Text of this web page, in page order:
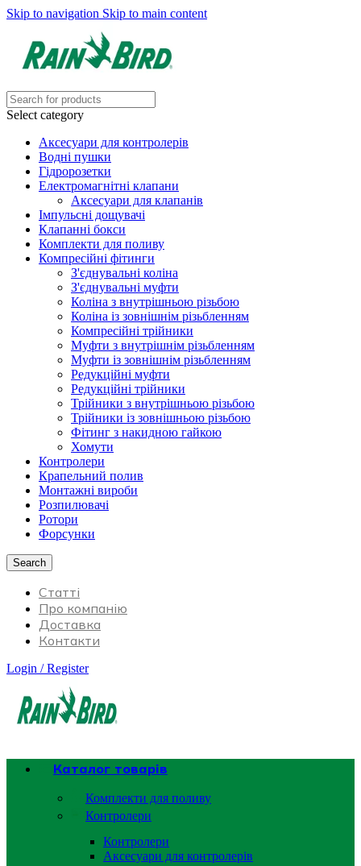
Skip to navigation Skip to main content
Select category
Аксесуари для контролерів
Водні пушки
Гідророзетки
Електромагнітні клапани
Аксесуари для клапанів
Імпульсні дощувачі
Клапанні бокси
Комплекти для поливу
Компресійні фітинги
З'єднувальні коліна
З'єднувальні муфти
Коліна з внутрішньою різьбою
Коліна із зовнішнім різьбленням
Компресійні трійники
Муфти з внутрішнім різьбленням
Муфти із зовнішнім різьбленням
Редукційні муфти
Редукційні трійники
Трійники з внутрішньою різьбою
Трійники із зовнішньою різьбою
Фітинг з накидною гайкою
Хомути
Контролери
Крапельний полив
Монтажні вироби
Розпилювачі
Ротори
Форсунки
Search
Статті
Про компанію
Доставка
Контакти
Login / Register
Каталог товарів
Комплекти для поливу
Контролери
Контролери
Аксесуари для контролерів